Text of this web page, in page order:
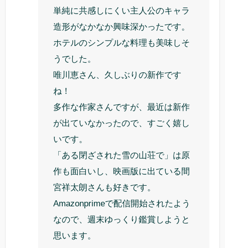
単純に共感しにくい主人公のキャラ
造形がなかなか興味深かったです。
ホテルのシンプルな料理も美味しそ
うでした。
唯川恵さん、久しぶりの新作です
ね！
多作な作家さんですが、最近は新作
が出ていなかったので、すごく嬉し
いです。
「ある閉ざされた雪の山荘で」は原
作も面白いし、映画版に出ている間
宮祥太朗さんも好きです。
Amazonprimeで配信開始されたよう
なので、週末ゆっくり鑑賞しようと
思います。